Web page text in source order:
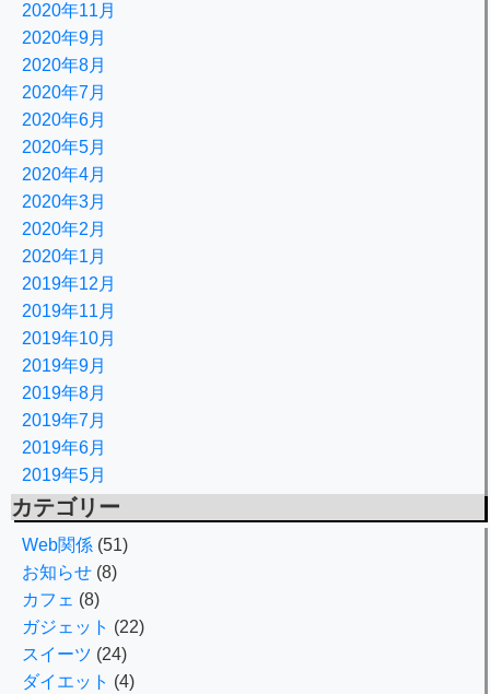
2020年11月
2020年9月
2020年8月
2020年7月
2020年6月
2020年5月
2020年4月
2020年3月
2020年2月
2020年1月
2019年12月
2019年11月
2019年10月
2019年9月
2019年8月
2019年7月
2019年6月
2019年5月
カテゴリー
Web関係 (51)
お知らせ (8)
カフェ (8)
ガジェット (22)
スイーツ (24)
ダイエット (4)